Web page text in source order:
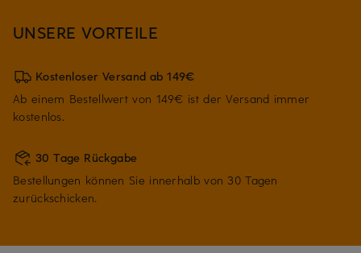
UNSERE VORTEILE
Kostenloser Versand ab 149€
Ab einem Bestellwert von 149€ ist der Versand immer
kostenlos.
30 Tage Rückgabe
Bestellungen können Sie innerhalb von 30 Tagen
zurückschicken.